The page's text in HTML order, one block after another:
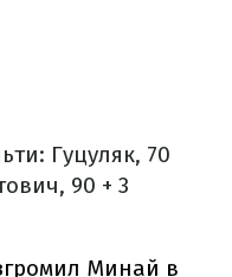
Гуцуляк, 70
90 + 3
Минай в